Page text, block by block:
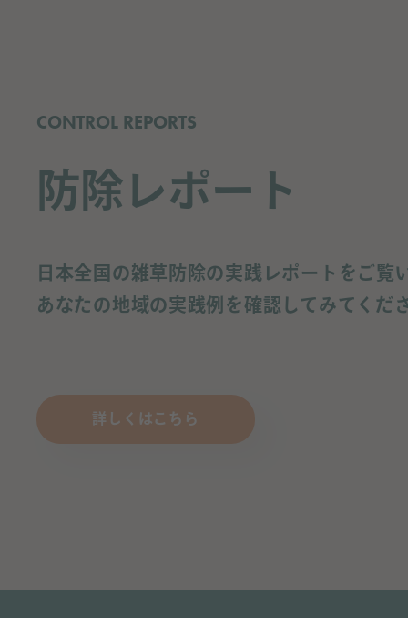
CONTROL REPORTS
防除レポート
日本全国の雑草防除の実践レポートをご覧
あなたの地域の実践例を確認してみてくだ
詳しくはこちら